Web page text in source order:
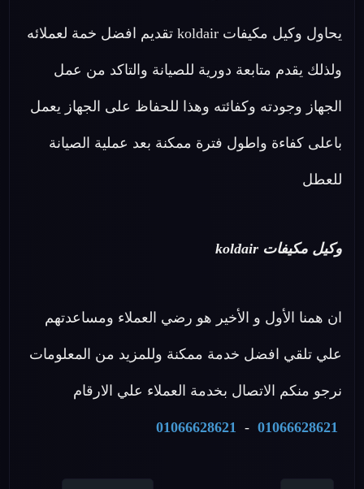
يحاول وكيل مكيفات koldair تقديم افضل خمة لعملائه
ولذلك يقدم متابعة دورية للصيانة والتاكد من عمل
الجهاز وجودته وكفائته وهذا للحفاظ على الجهاز يعمل
باعلى كفاءة واطول فترة ممكنة بعد عملية الصيانة
للعطل
وكيل مكيفات koldair
ان همنا الأول و الأخير هو رضي العملاء ومساعدتهم
علي تلقي افضل خدمة ممكنة وللمزيد من المعلومات
نرجو منكم الاتصال بخدمة العملاء علي الارقام
01066628621
-
01066628621